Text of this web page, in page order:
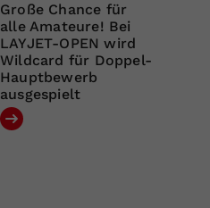
Große Chance für
alle Amateure! Bei
LAYJET-OPEN wird
Wildcard für Doppel-
Hauptbewerb
ausgespielt